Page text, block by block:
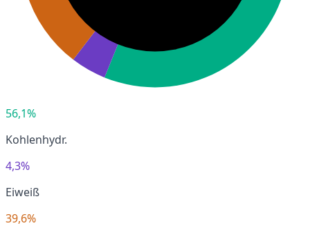
56,1%
Kohlenhydr.
4,3%
Eiweiß
39,6%